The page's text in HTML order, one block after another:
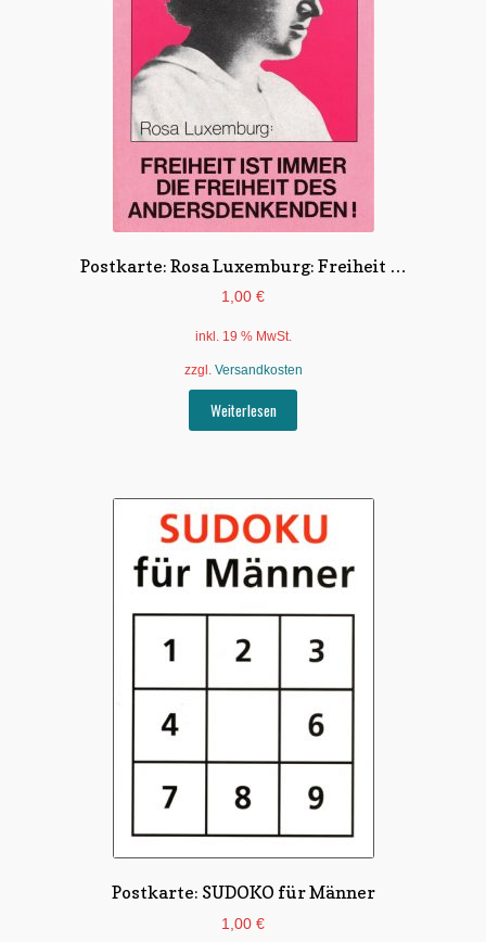
Postkarte: Rosa Luxemburg: Freiheit …
1,00 €
inkl. 19 % MwSt.
zzgl. Versandkosten
Weiterlesen
Postkarte: SUDOKO für Männer
1,00 €